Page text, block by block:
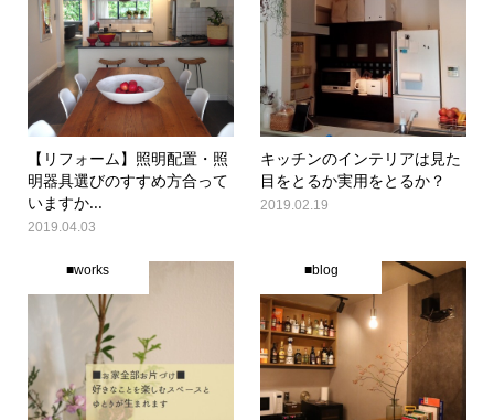
【リフォーム】照明配置・照
明器具選びのすすめ方合って
いますか...
2019.04.03
キッチンのインテリアは見た
目をとるか実用をとるか？
2019.02.19
■works ■blog